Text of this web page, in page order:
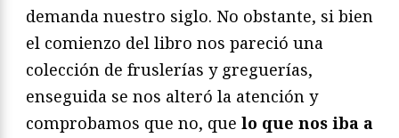
demanda nuestro siglo. No obstante, si bien
el comienzo del libro nos pareció una
colección de fruslerías y greguerías,
enseguida se nos alteró la atención y
comprobamos que no, que lo que nos iba a